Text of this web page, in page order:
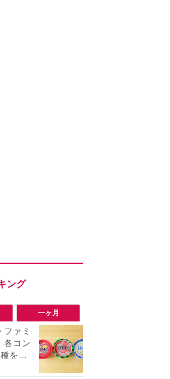
一ヶ月
ファミ
各コン
を食
？